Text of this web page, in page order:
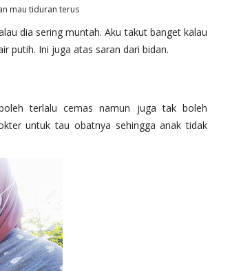
mau tiduran terus
dia sering muntah. Aku takut banget kalau
putih. Ini juga atas saran dari bidan.
terlalu cemas namun juga tak boleh
untuk tau obatnya sehingga anak tidak